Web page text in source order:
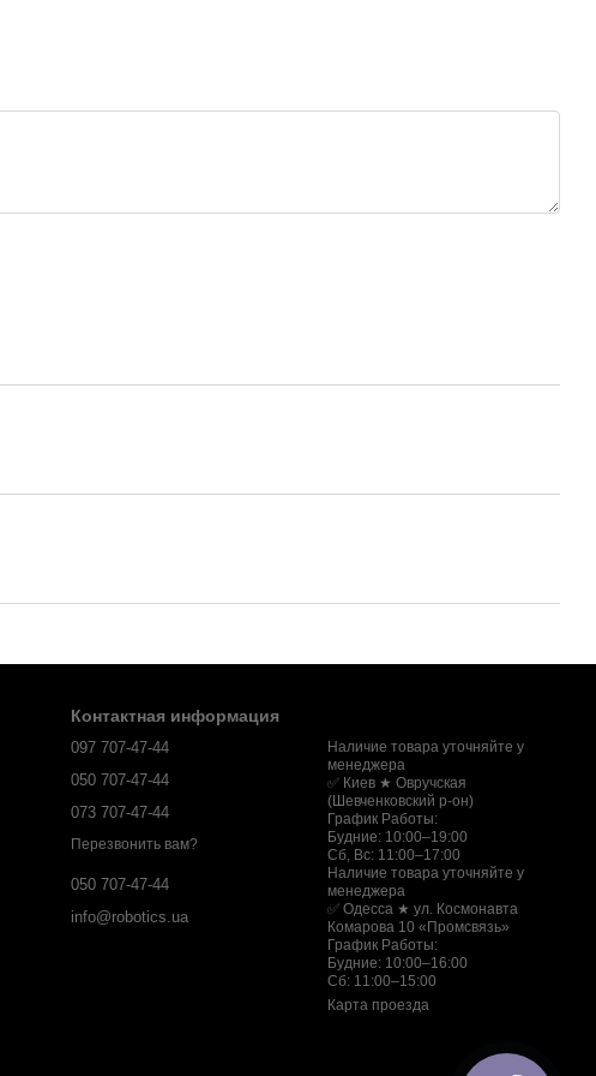
Контактная информация
097 707-47-44
050 707-47-44
073 707-47-44
Перезвонить вам?
050 707-47-44
info@robotics.ua
Наличие товара уточняйте у
менеджера
✅ Киев ★ Овручская
(Шевченковский р-он)
График Работы:
Будние: 10:00–19:00
Сб, Вс: 11:00–17:00
Наличие товара уточняйте у
менеджера
✅ Одесса ★ ул. Космонавта
Комарова 10 «Промсвязь»
График Работы:
Будние: 10:00–16:00
Сб: 11:00–15:00
Карта проезда